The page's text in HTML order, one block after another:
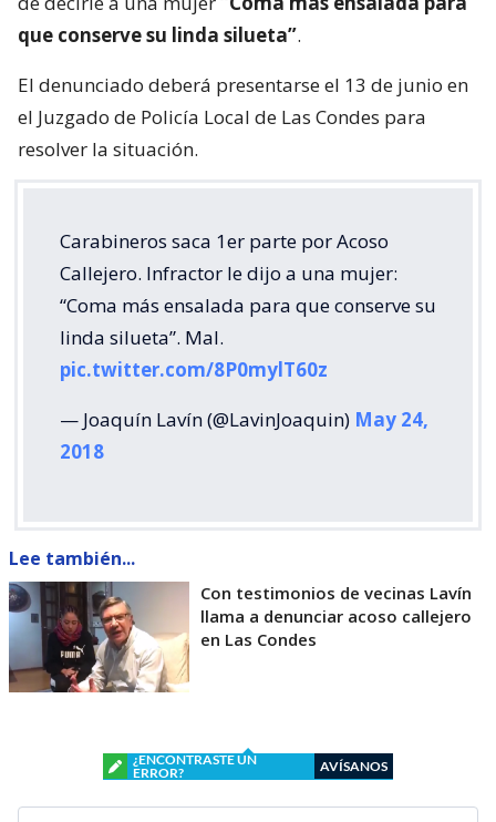
que conserve su linda silueta”.
El denunciado deberá presentarse el 13 de junio en
el Juzgado de Policía Local de Las Condes para
resolver la situación.
Carabineros saca 1er parte por Acoso
Callejero. Infractor le dijo a una mujer:
“Coma más ensalada para que conserve su
linda silueta”. Mal.
pic.twitter.com/8P0mylT60z
— Joaquín Lavín (@LavinJoaquin) May 24,
2018
Lee también...
Con testimonios de vecinas Lavín
llama a denunciar acoso callejero
en Las Condes
¿ENCONTRASTE UN
ERROR?
AVÍSANOS